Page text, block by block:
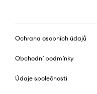
Ochrana osobních údajů
Obchodní podmínky
Údaje společnosti